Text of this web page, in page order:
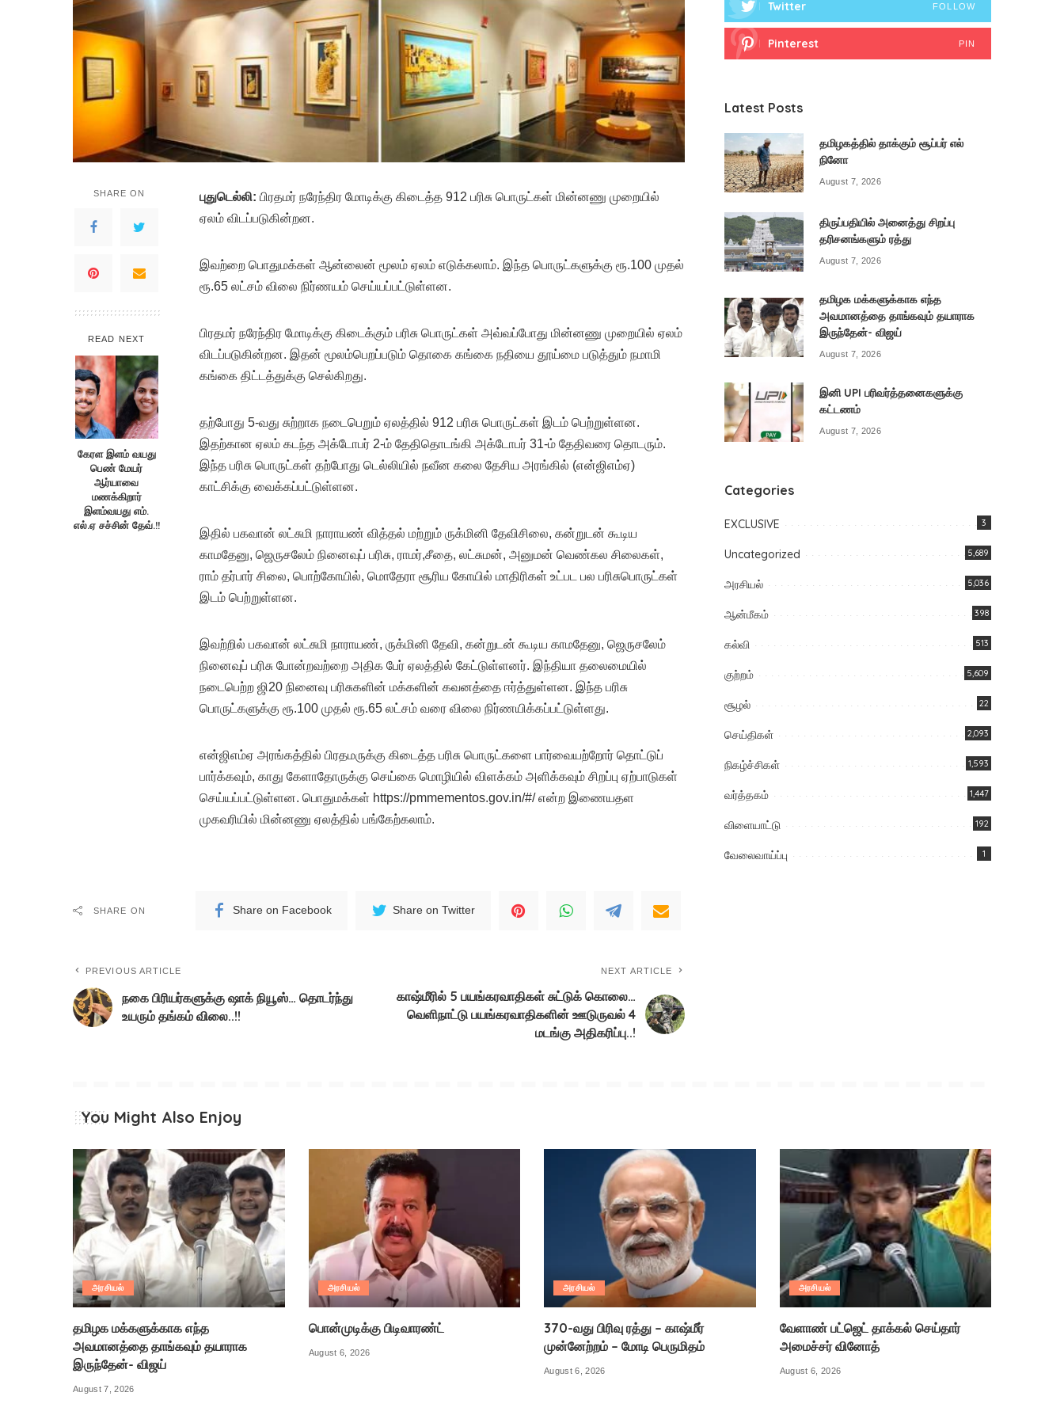
SHARE ON
READ NEXT
கேரள இளம் வயது
பெண் மேயர்
ஆர்யாவை
மணக்கிறார்
இளம்வயது எம்.
எல்.ஏ சச்சின் தேவ்.!!
புதுடெல்லி: பிரதமர் நரேந்திர மோடிக்கு கிடைத்த 912 பரிசு பொருட்கள் மின்னணு முறையில்
ஏலம் விடப்படுகின்றன.
இவற்றை பொதுமக்கள் ஆன்லைன் மூலம் ஏலம் எடுக்கலாம். இந்த பொருட்களுக்கு ரூ.100 முதல்
ரூ.65 லட்சம் விலை நிர்ணயம் செய்யப்பட்டுள்ளன.
பிரதமர் நரேந்திர மோடிக்கு கிடைக்கும் பரிசு பொருட்கள் அவ்வப்போது மின்னணு முறையில் ஏலம்
விடப்படுகின்றன. இதன் மூலம்பெறப்படும் தொகை கங்கை நதியை தூய்மை படுத்தும் நமாமி
கங்கை திட்டத்துக்கு செல்கிறது.
தற்போது 5-வது சுற்றாக நடைபெறும் ஏலத்தில் 912 பரிசு பொருட்கள் இடம் பெற்றுள்ளன.
இதற்கான ஏலம் கடந்த அக்டோபர் 2-ம் தேதிதொடங்கி அக்டோபர் 31-ம் தேதிவரை தொடரும்.
இந்த பரிசு பொருட்கள் தற்போது டெல்லியில் நவீன கலை தேசிய அரங்கில் (என்ஜிஎம்ஏ)
காட்சிக்கு வைக்கப்பட்டுள்ளன.
இதில் பகவான் லட்சுமி நாராயண் வித்தல் மற்றும் ருக்மினி தேவிசிலை, கன்றுடன் கூடிய
காமதேனு, ஜெருசலேம் நினைவுப் பரிசு, ராமர்,சீதை, லட்சுமன், அனுமன் வெண்கல சிலைகள்,
ராம் தர்பார் சிலை, பொற்கோயில், மொதேரா சூரிய கோயில் மாதிரிகள் உட்பட பல பரிசுபொருட்கள்
இடம் பெற்றுள்ளன.
இவற்றில் பகவான் லட்சுமி நாராயண், ருக்மினி தேவி, கன்றுடன் கூடிய காமதேனு, ஜெருசலேம்
நினைவுப் பரிசு போன்றவற்றை அதிக பேர் ஏலத்தில் கேட்டுள்ளனர். இந்தியா தலைமையில்
நடைபெற்ற ஜி20 நினைவு பரிசுகளின் மக்களின் கவனத்தை ஈர்த்துள்ளன. இந்த பரிசு
பொருட்களுக்கு ரூ.100 முதல் ரூ.65 லட்சம் வரை விலை நிர்ணயிக்கப்பட்டுள்ளது.
என்ஜிஎம்ஏ அரங்கத்தில் பிரதமருக்கு கிடைத்த பரிசு பொருட்களை பார்வையற்றோர் தொட்டுப்
பார்க்கவும், காது கேளாதோருக்கு செய்கை மொழியில் விளக்கம் அளிக்கவும் சிறப்பு ஏற்பாடுகள்
செய்யப்பட்டுள்ளன. பொதுமக்கள் https://pmmementos.gov.in/#/ என்ற இணையதள
முகவரியில் மின்னணு ஏலத்தில் பங்கேற்கலாம்.
SHARE ON Share on Facebook Share on Twitter
PREVIOUS ARTICLE
நகை பிரியர்களுக்கு ஷாக் நியூஸ்… தொடர்ந்து
உயரும் தங்கம் விலை..!!
NEXT ARTICLE
காஷ்மீரில் 5 பயங்கரவாதிகள் சுட்டுக் கொலை…
வெளிநாட்டு பயங்கரவாதிகளின் ஊடுருவல் 4
மடங்கு அதிகரிப்பு..!
Twitter FOLLOW
Pinterest PIN
Latest Posts
தமிழகத்தில் தாக்கும் சூப்பர் எல்
நினோ
August 7, 2026
திருப்பதியில் அனைத்து சிறப்பு
தரிசனங்களும் ரத்து
August 7, 2026
தமிழக மக்களுக்காக எந்த
அவமானத்தை தாங்கவும் தயாராக
இருந்தேன்- விஜய்
August 7, 2026
இனி UPI பரிவர்த்தனைகளுக்கு
கட்டணம்
August 7, 2026
Categories
EXCLUSIVE 3
Uncategorized 5,689
அரசியல் 5,036
ஆன்மீகம் 398
கல்வி 513
குற்றம் 5,609
சூழல் 22
செய்திகள் 2,093
நிகழ்ச்சிகள் 1,593
வர்த்தகம் 1,447
விளையாட்டு 192
வேலைவாய்ப்பு 1
You Might Also Enjoy
அரசியல்
தமிழக மக்களுக்காக எந்த
அவமானத்தை தாங்கவும் தயாராக
இருந்தேன்- விஜய்
August 7, 2026
அரசியல்
பொன்முடிக்கு பிடிவாரண்ட்
August 6, 2026
அரசியல்
370-வது பிரிவு ரத்து – காஷ்மீர்
முன்னேற்றம் – மோடி பெருமிதம்
August 6, 2026
அரசியல்
வேளாண் பட்ஜெட் தாக்கல் செய்தார்
அமைச்சர் வினோத்
August 6, 2026